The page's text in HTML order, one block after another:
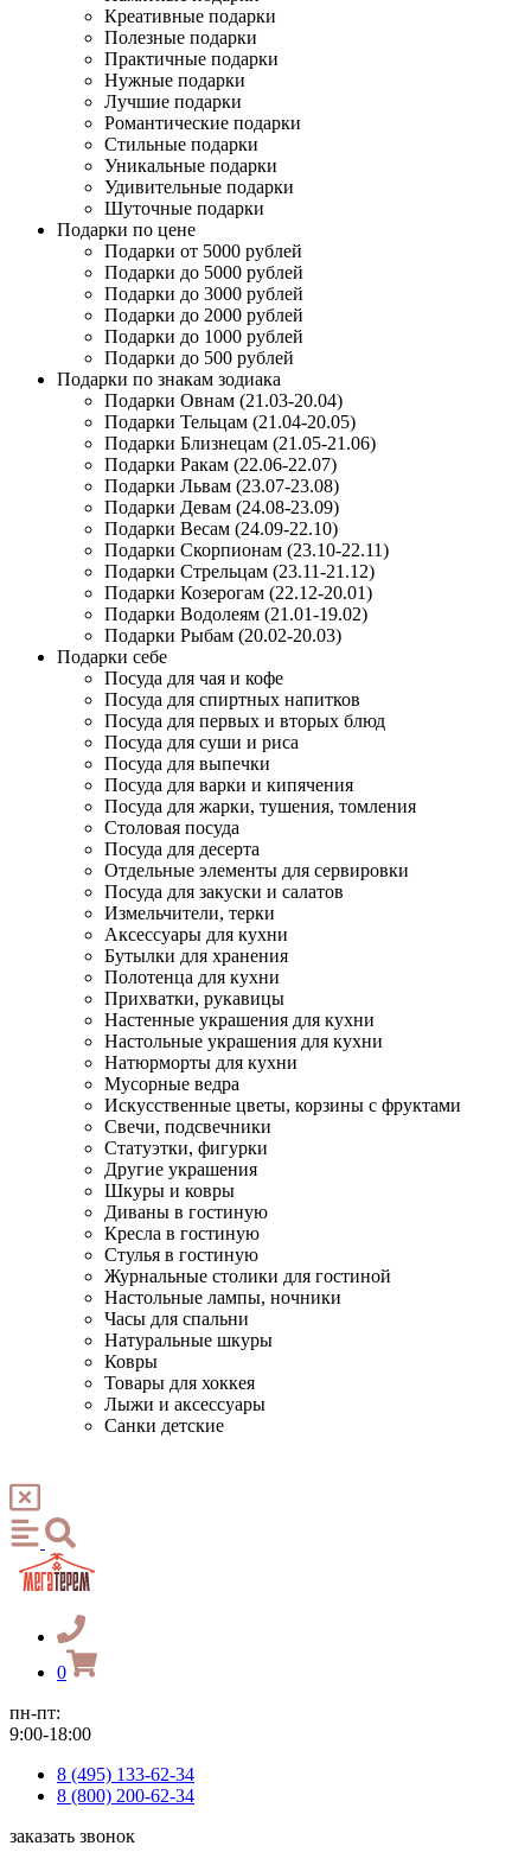
Креативные подарки
Полезные подарки
Практичные подарки
Нужные подарки
Лучшие подарки
Романтические подарки
Стильные подарки
Уникальные подарки
Удивительные подарки
Шуточные подарки
Подарки по цене
Подарки от 5000 рублей
Подарки до 5000 рублей
Подарки до 3000 рублей
Подарки до 2000 рублей
Подарки до 1000 рублей
Подарки до 500 рублей
Подарки по знакам зодиака
Подарки Овнам (21.03-20.04)
Подарки Тельцам (21.04-20.05)
Подарки Близнецам (21.05-21.06)
Подарки Ракам (22.06-22.07)
Подарки Львам (23.07-23.08)
Подарки Девам (24.08-23.09)
Подарки Весам (24.09-22.10)
Подарки Скорпионам (23.10-22.11)
Подарки Стрельцам (23.11-21.12)
Подарки Козерогам (22.12-20.01)
Подарки Водолеям (21.01-19.02)
Подарки Рыбам (20.02-20.03)
Подарки себе
Посуда для чая и кофе
Посуда для спиртных напитков
Посуда для первых и вторых блюд
Посуда для суши и риса
Посуда для выпечки
Посуда для варки и кипячения
Посуда для жарки, тушения, томления
Столовая посуда
Посуда для десерта
Отдельные элементы для сервировки
Посуда для закуски и салатов
Измельчители, терки
Аксессуары для кухни
Бутылки для хранения
Полотенца для кухни
Прихватки, рукавицы
Настенные украшения для кухни
Настольные украшения для кухни
Натюрморты для кухни
Мусорные ведра
Искусственные цветы, корзины с фруктами
Свечи, подсвечники
Статуэтки, фигурки
Другие украшения
Шкуры и ковры
Диваны в гостиную
Кресла в гостиную
Стулья в гостиную
Журнальные столики для гостиной
Настольные лампы, ночники
Часы для спальни
Натуральные шкуры
Ковры
Товары для хоккея
Лыжи и аксессуары
Санки детские
0
пн-пт:
9:00-18:00
8 (495) 133-62-34
8 (800) 200-62-34
заказать звонок